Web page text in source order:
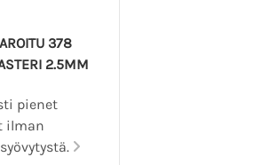
378
2.5MM
pienet
ilman